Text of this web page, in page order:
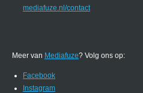
mediafuze.nl/contact
Meer van Mediafuze? Volg ons op:
Facebook
Instagram